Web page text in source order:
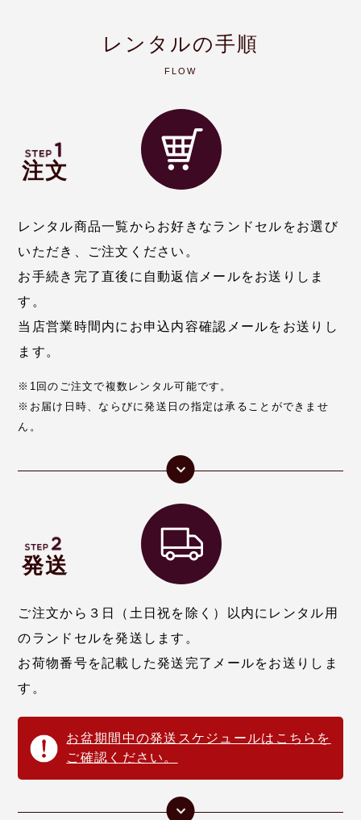
レンタルの手順
FLOW
注文
レンタル商品一覧からお好きなランドセルをお選び
いただき、ご注文ください。
お手続き完了直後に自動返信メールをお送りしま
す。
当店営業時間内にお申込内容確認メールをお送りし
ます。
※1回のご注文で複数レンタル可能です。
※お届け日時、ならびに発送日の指定は承ることができませ
ん。
発送
ご注文から３日（土日祝を除く）以内にレンタル用
のランドセルを発送します。
お荷物番号を記載した発送完了メールをお送りしま
す。
お盆期間中の発送スケジュールはこちらを
ご確認ください。